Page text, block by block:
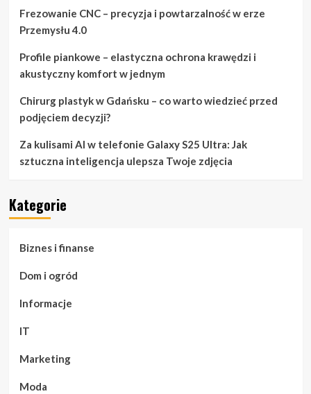
Frezowanie CNC – precyzja i powtarzalność w erze
Przemysłu 4.0
Profile piankowe – elastyczna ochrona krawędzi i
akustyczny komfort w jednym
Chirurg plastyk w Gdańsku – co warto wiedzieć przed
podjęciem decyzji?
Za kulisami AI w telefonie Galaxy S25 Ultra: Jak
sztuczna inteligencja ulepsza Twoje zdjęcia
Kategorie
Biznes i finanse
Dom i ogród
Informacje
IT
Marketing
Moda